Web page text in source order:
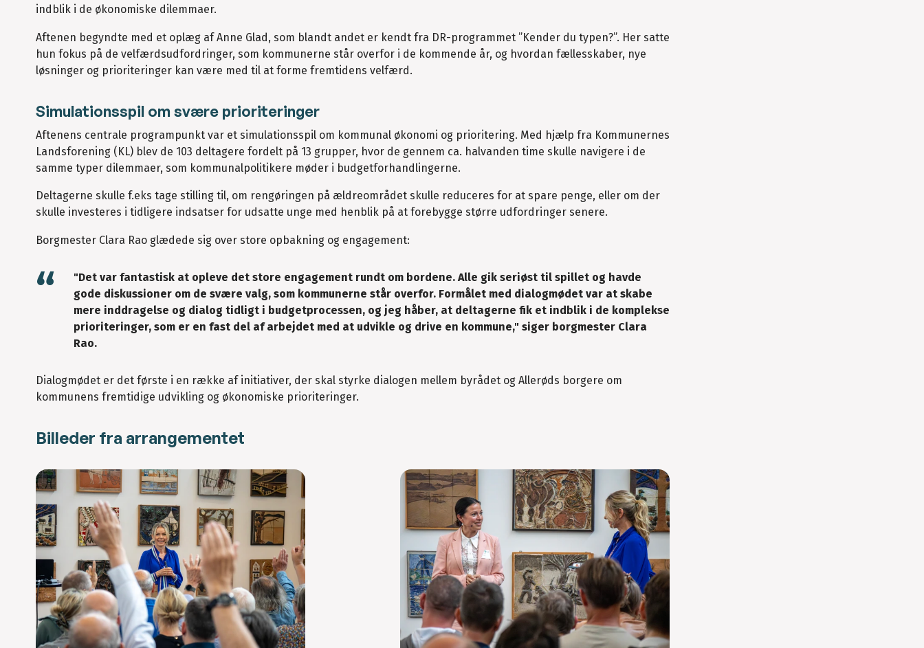
indblik i de økonomiske dilemmaer.
Aftenen begyndte med et oplæg af Anne Glad, som blandt andet er kendt fra DR-programmet ”Kender du typen?”. Her satte
hun fokus på de velfærdsudfordringer, som kommunerne står overfor i de kommende år, og hvordan fællesskaber, nye
løsninger og prioriteringer kan være med til at forme fremtidens velfærd.
Simulationsspil om svære prioriteringer
Aftenens centrale programpunkt var et simulationsspil om kommunal økonomi og prioritering. Med hjælp fra Kommunernes
Landsforening (KL) blev de 103 deltagere fordelt på 13 grupper, hvor de gennem ca. halvanden time skulle navigere i de
samme typer dilemmaer, som kommunalpolitikere møder i budgetforhandlingerne.
Deltagerne skulle f.eks tage stilling til, om rengøringen på ældreområdet skulle reduceres for at spare penge, eller om der
skulle investeres i tidligere indsatser for udsatte unge med henblik på at forebygge større udfordringer senere.
Borgmester Clara Rao glædede sig over store opbakning og engagement:
"Det var fantastisk at opleve det store engagement rundt om bordene. Alle gik seriøst til spillet og havde
gode diskussioner om de svære valg, som kommunerne står overfor. Formålet med dialogmødet var at skabe
mere inddragelse og dialog tidligt i budgetprocessen, og jeg håber, at deltagerne fik et indblik i de komplekse
prioriteringer, som er en fast del af arbejdet med at udvikle og drive en kommune," siger borgmester Clara
Rao.
Dialogmødet er det første i en række af initiativer, der skal styrke dialogen mellem byrådet og Allerøds borgere om
kommunens fremtidige udvikling og økonomiske prioriteringer.
Billeder fra arrangementet